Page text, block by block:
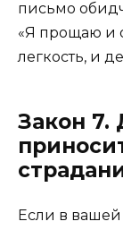
письмо
«Я прощаю и
легкость, и
Закон 7.
Если в